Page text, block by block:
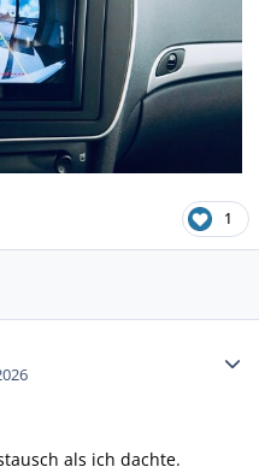
1
als ich dachte.